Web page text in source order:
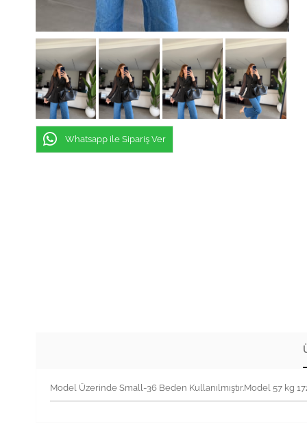
Whatsapp ile Sipariş Ver
Model Üzerinde Small-36 Beden Kullanılmıştır.Model 57 kg